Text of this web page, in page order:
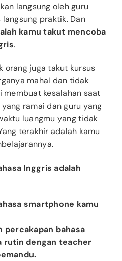
langsung oleh guru
praktik. Dan
kamu takut mencoba
.
orang juga takut kursus
mahal dan tidak
membuat kesalahan saat
ramai dan guru yang
luangmu yang tidak
terakhir adalah kamu
Inggris adalah
smartphone kamu
percakapan bahasa
rutin dengan teacher